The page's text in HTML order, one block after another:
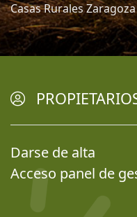
Casas Rurales Zaragoza
Darse de alta
Acceso panel de